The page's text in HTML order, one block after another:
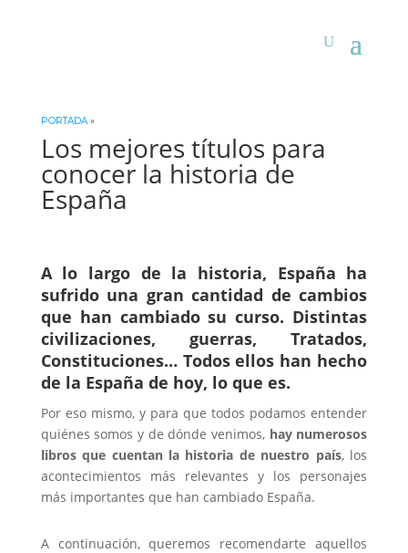
PORTADA»
Los mejores títulos para
conocer la historia de
España
A lo largo de la historia, España ha
sufrido una gran cantidad de cambios
que han cambiado su curso. Distintas
civilizaciones, guerras, Tratados,
Constituciones… Todos ellos han hecho
de la España de hoy, lo que es.
Por eso mismo, y para que todos podamos entender
quiénes somos y de dónde venimos, hay numerosos
libros que cuentan la historia de nuestro país, los
acontecimientos más relevantes y los personajes
más importantes que han cambiado España.
A continuación, queremos recomendarte aquellos